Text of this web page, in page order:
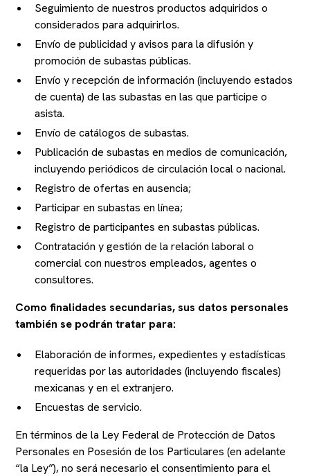
Seguimiento de nuestros productos adquiridos o
considerados para adquirirlos.
Envío de publicidad y avisos para la difusión y
promoción de subastas públicas.
Envío y recepción de información (incluyendo estados
de cuenta) de las subastas en las que participe o
asista.
Envío de catálogos de subastas.
Publicación de subastas en medios de comunicación,
incluyendo periódicos de circulación local o nacional.
Registro de ofertas en ausencia;
Participar en subastas en línea;
Registro de participantes en subastas públicas.
Contratación y gestión de la relación laboral o
comercial con nuestros empleados, agentes o
consultores.
Como finalidades secundarias, sus datos personales
también se podrán tratar para:
Elaboración de informes, expedientes y estadísticas
requeridas por las autoridades (incluyendo fiscales)
mexicanas y en el extranjero.
Encuestas de servicio.
En términos de la Ley Federal de Protección de Datos
Personales en Posesión de los Particulares (en adelante
“la Ley”), no será necesario el consentimiento para el